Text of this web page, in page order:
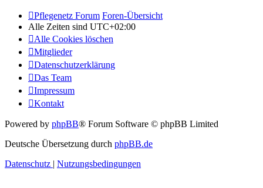
Pflegenetz Forum Foren-Übersicht
Alle Zeiten sind UTC+02:00
Alle Cookies löschen
Mitglieder
Datenschutzerklärung
Das Team
Impressum
Kontakt
Powered by phpBB® Forum Software © phpBB Limited
Deutsche Übersetzung durch phpBB.de
Datenschutz | Nutzungsbedingungen